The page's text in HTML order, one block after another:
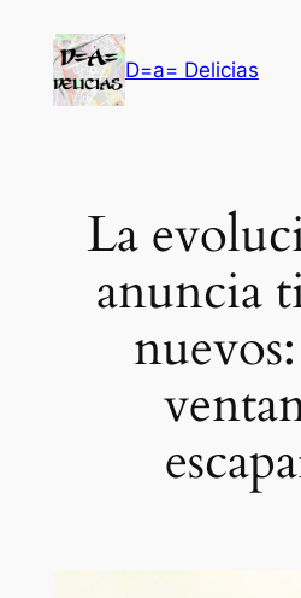
contenido
D=a= Delicias
La
anuncia